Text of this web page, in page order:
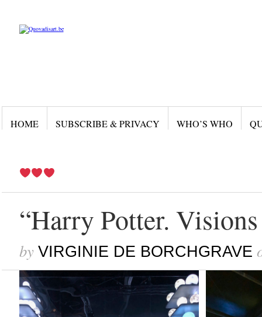
HOME SUBSCRIBE & PRIVACY WHO’S WHO
“Harry Potter.
by VIRGINIE DE BORCHGRAVE